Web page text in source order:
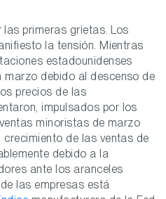
primeras grietas. Los
la tensión. Mientras
estadounidenses
marzo debido al descenso de
precios de las
impulsados por los
minoristas de marzo
crecimiento de las ventas de
debido a la
ante los aranceles
las empresas está